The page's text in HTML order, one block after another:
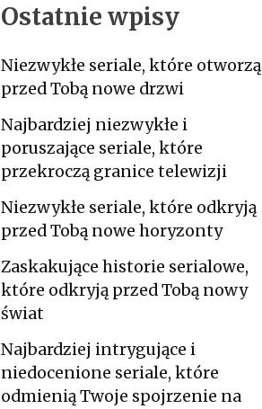
Ostatnie wpisy
Niezwykłe seriale, które otworzą
przed Tobą nowe drzwi
Najbardziej niezwykłe i
poruszające seriale, które
przekroczą granice telewizji
Niezwykłe seriale, które odkryją
przed Tobą nowe horyzonty
Zaskakujące historie serialowe,
które odkryją przed Tobą nowy
świat
Najbardziej intrygujące i
niedocenione seriale, które
odmienią Twoje spojrzenie na